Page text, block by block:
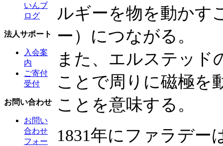
いんブ
ログ
法人サポート
入会案
内
ご寄付
受付
お問い合わせ
お問い
合わせ
フォー
ルギーを物を動かす
ー）につながる。
また、エルステッド
ことで周りに磁極を
ことを意味する。
1831年にファラデー